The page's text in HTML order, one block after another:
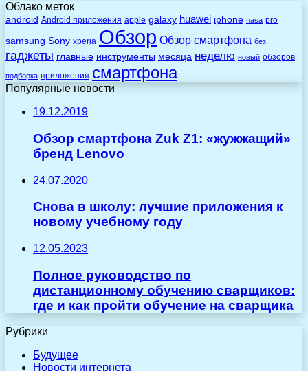
Облако меток
android Android приложения apple galaxy huawei iphone nasa pro
samsung Sony xperia Обзор Обзор смартфона без
гаджеты главные инструменты месяца неделю новый обзоров
подборка приложения смартфона
Популярные новости
19.12.2019
Обзор смартфона Zuk Z1: «жужжащий»
бренд Lenovo
24.07.2020
Снова в школу: лучшие приложения к
новому учебному году
12.05.2023
Полное руководство по
дистанционному обучению сварщиков:
где и как пройти обучение на сварщика
Рубрики
Будущее
Новости интернета